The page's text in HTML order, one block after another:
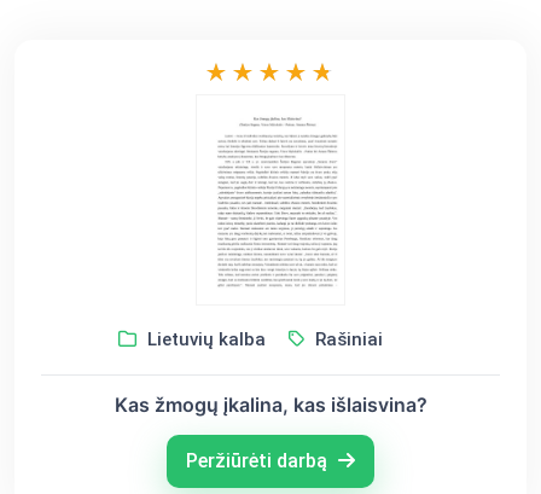
Lietuvių kalba Rašiniai
Kas žmogų įkalina, kas išlaisvina?
Peržiūrėti darbą